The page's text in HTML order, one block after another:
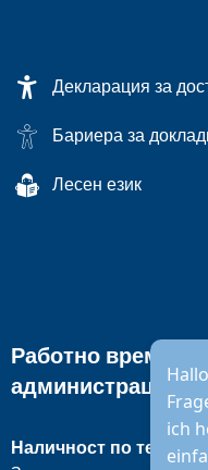
Декларация за
Бариера за
Лесен език
ich
Работно време на
администрация
Наличност по